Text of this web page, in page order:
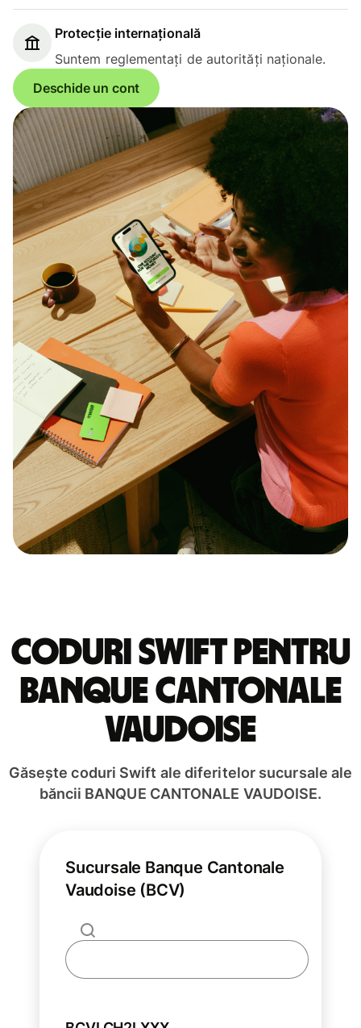
Protecție internațională
Suntem reglementați de autorități naționale.
Deschide un cont
Coduri Swift pentru
BANQUE CANTONALE
VAUDOISE
Găsește coduri Swift ale diferitelor sucursale ale
băncii BANQUE CANTONALE VAUDOISE.
Sucursale Banque Cantonale
Vaudoise (BCV)